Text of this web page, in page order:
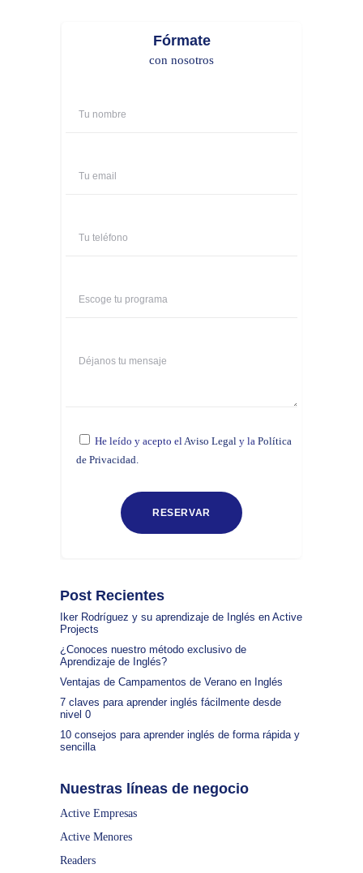
Fórmate
con nosotros
He leído y acepto elAviso Legal y la Política
de Privacidad.
Post Recientes
Iker Rodríguez y su aprendizaje de Inglés en Active
Projects
¿Conoces nuestro método exclusivo de
Aprendizaje de Inglés?
Ventajas de Campamentos de Verano en Inglés
7 claves para aprender inglés fácilmente desde
nivel 0
10 consejos para aprender inglés de forma rápida y
sencilla
Nuestras líneas de negocio
Active Empresas
Active Menores
Readers